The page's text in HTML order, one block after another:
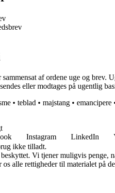
sammensat af ordene uge og brev.
eller modtages på ugentlig
• teblad • majstang • emancipere
Instagram LinkedIn
ikke tilladt.
Vi tjener muligvis penge,
alle rettigheder til materialet på